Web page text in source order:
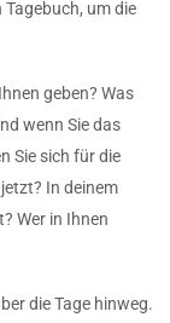
um die
geben? Was
wenn Sie das
Sie sich für die
In deinem
Wer in Ihnen
die Tage hinweg.